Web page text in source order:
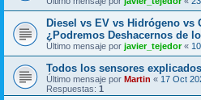
Diesel vs EV vs Hidrógeno vs
¿Podremos Deshacernos de
Último mensaje por javier_tejedor«
Todos los sensores explicados
Último mensaje por Martin « 17 Oct
Respuestas: 1